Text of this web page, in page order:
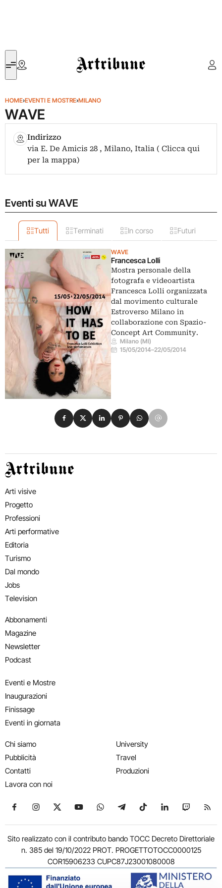
Artribune
HOME›EVENTI E MOSTRE›MILANO
WAVE
Indirizzo
via E. De Amicis 28 , Milano, Italia ( Clicca qui
per la mappa)
Eventi su WAVE
Tutti Terminati In corso Futuri
WAVE
Francesca Lolli
Mostra personale della
fotografa e videoartista
Francesca Lolli organizzata
dal movimento culturale
Estroverso Milano in
collaborazione con Spazio-
Concept Art Community.
Milano (MI)
15/05/2014–22/05/2014
Condividi su Facebook
Condividi su X
Condividi su LinkedIn
Condividi su Pinterest
Condividi su WhatsApp
Condividi su Email
Artribune
Arti visive
Progetto
Professioni
Arti performative
Editoria
Turismo
Dal mondo
Jobs
Television
Abbonamenti
Magazine
Newsletter
Podcast
Eventi e Mostre
Inaugurazioni
Finissage
Eventi in giornata
Chi siamo
Pubblicità
Contatti
Lavora con noi
University
Travel
Produzioni
Seguici su Facebook
Seguici su Instagram
Seguici su X
Seguici su YouTube
Seguici su WhatsApp
Seguici su Telegram
Seguici su TikTok
Seguici su
Seguici
Sito realizzato con il contributo bando TOCC Decreto Direttoriale
n. 385 del 19/10/2022 PROT. PROGETTOTOCC0000125
COR15906233 CUPC87J23001080008